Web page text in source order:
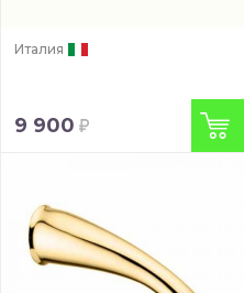
Италия
9 900